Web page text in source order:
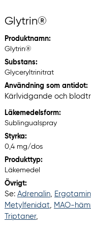
Glytrin®
Produktnamn:
Glytrin®
Substans:
Glyceryltrinitrat
Användning som antidot:
Kärlvidgande och
Läkemedelsform:
Sublingualspray
Styrka:
0,4 mg/dos
Produkttyp:
Läkemedel
Övrigt:
Se: Adrenalin, Ergotamin
Metylfenidat, MAO-
Triptaner,